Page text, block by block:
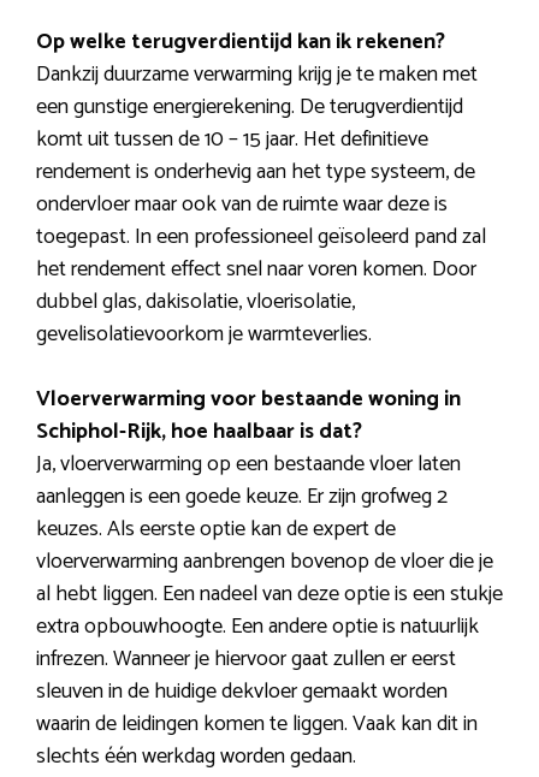
Op welke terugverdientijd kan ik rekenen?
Dankzij duurzame verwarming krijg je te maken met
een gunstige energierekening. De terugverdientijd
komt uit tussen de 10 – 15 jaar. Het definitieve
rendement is onderhevig aan het type systeem, de
ondervloer maar ook van de ruimte waar deze is
toegepast. In een professioneel geïsoleerd pand zal
het rendement effect snel naar voren komen. Door
dubbel glas, dakisolatie, vloerisolatie,
gevelisolatievoorkom je warmteverlies.
Vloerverwarming voor bestaande woning in
Schiphol-Rijk, hoe haalbaar is dat?
Ja, vloerverwarming op een bestaande vloer laten
aanleggen is een goede keuze. Er zijn grofweg 2
keuzes. Als eerste optie kan de expert de
vloerverwarming aanbrengen bovenop de vloer die je
al hebt liggen. Een nadeel van deze optie is een stukje
extra opbouwhoogte. Een andere optie is natuurlijk
infrezen. Wanneer je hiervoor gaat zullen er eerst
sleuven in de huidige dekvloer gemaakt worden
waarin de leidingen komen te liggen. Vaak kan dit in
slechts één werkdag worden gedaan.